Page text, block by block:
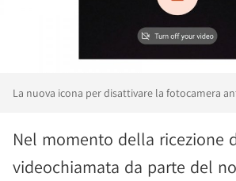
La nuova icona per disattivare la fotocamera
Nel momento della ricezione
videochiamata da parte del